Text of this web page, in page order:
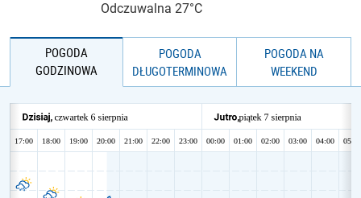
Odczuwalna 27°C
POGODA
GODZINOWA
POGODA
DŁUGOTERMINOWA
POGODA NA
WEEKEND